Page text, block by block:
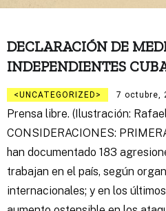
DECLARACIÓN DE
INDEPENDIENTES
UNCATEGORIZED 7 octubre,
Prensa libre. (Ilustración:
CONSIDERACIONES:
han documentado 183
trabajan en el país, según
internacionales; y en los